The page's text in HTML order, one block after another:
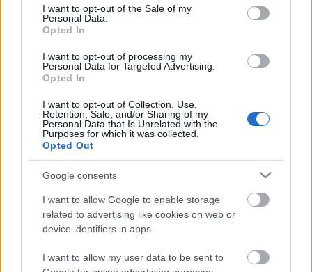
consent section.
I want to opt-out of the Sale of my
Personal Data.
Opted In
I want to opt-out of processing my
Personal Data for Targeted Advertising.
Opted In
I want to opt-out of Collection, Use,
Retention, Sale, and/or Sharing of my
Personal Data that Is Unrelated with the
Purposes for which it was collected.
Opted Out
Google consents
I want to allow Google to enable storage
related to advertising like cookies on web or
device identifiers in apps.
I want to allow my user data to be sent to
Wine T. Ester•2018. január 11.